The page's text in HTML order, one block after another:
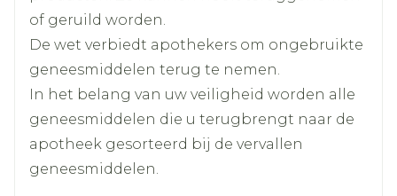
Actieve
Ingrediënten
carbidopa, entacapon,
levodopa
Behoud
Kamertemperatuur (15°C -
25°C)
of geruild worden.
De wet verbiedt apothekers om ongebruikte
geneesmiddelen terug te nemen.
In het belang van uw veiligheid worden alle
geneesmiddelen die u terugbrengt naar de
apotheek gesorteerd bij de vervallen
geneesmiddelen.